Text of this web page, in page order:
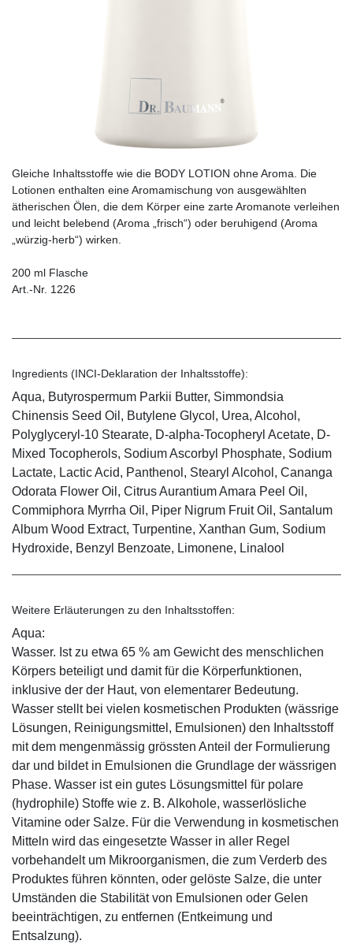
Gleiche Inhaltsstoffe wie die BODY LOTION ohne Aroma. Die
Lotionen enthalten eine Aromamischung von ausgewählten
ätherischen Ölen, die dem Körper eine zarte Aromanote verleihen
und leicht belebend (Aroma „frisch“) oder beruhigend (Aroma
„würzig-herb“) wirken.
200 ml Flasche
Art.-Nr. 1226
Ingredients (INCI-Deklaration der Inhaltsstoffe):
Aqua, Butyrospermum Parkii Butter, Simmondsia
Chinensis Seed Oil, Butylene Glycol, Urea, Alcohol,
Polyglyceryl-10 Stearate, D-alpha-Tocopheryl Acetate, D-
Mixed Tocopherols, Sodium Ascorbyl Phosphate, Sodium
Lactate, Lactic Acid, Panthenol, Stearyl Alcohol, Cananga
Odorata Flower Oil, Citrus Aurantium Amara Peel Oil,
Commiphora Myrrha Oil, Piper Nigrum Fruit Oil, Santalum
Album Wood Extract, Turpentine, Xanthan Gum, Sodium
Hydroxide, Benzyl Benzoate, Limonene, Linalool
Weitere Erläuterungen zu den Inhaltsstoffen:
Aqua:
Wasser. Ist zu etwa 65 % am Gewicht des menschlichen
Körpers beteiligt und damit für die Körperfunktionen,
inklusive der der Haut, von elementarer Bedeutung.
Wasser stellt bei vielen kosmetischen Produkten (wässrige
Lösungen, Reinigungsmittel, Emulsionen) den Inhaltsstoff
mit dem mengenmässig grössten Anteil der Formulierung
dar und bildet in Emulsionen die Grundlage der wässrigen
Phase. Wasser ist ein gutes Lösungsmittel für polare
(hydrophile) Stoffe wie z. B. Alkohole, wasserlösliche
Vitamine oder Salze. Für die Verwendung in kosmetischen
Mitteln wird das eingesetzte Wasser in aller Regel
vorbehandelt um Mikroorganismen, die zum Verderb des
Produktes führen könnten, oder gelöste Salze, die unter
Umständen die Stabilität von Emulsionen oder Gelen
beeinträchtigen, zu entfernen (Entkeimung und
Entsalzung).